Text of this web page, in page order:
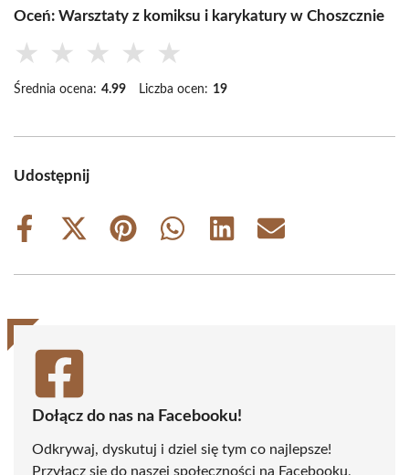
Oceń: Warsztaty z komiksu i karykatury w Choszcznie
★ ★ ★ ★ ★
Średnia ocena: 4.99 Liczba ocen: 19
Udostępnij
Share
Share
(Twitter)
Share
Share
Share
Share
Dołącz do nas na Facebooku!
Odkrywaj, dyskutuj i dziel się tym co najlepsze!
Przyłącz się do naszej społeczności na Facebooku,